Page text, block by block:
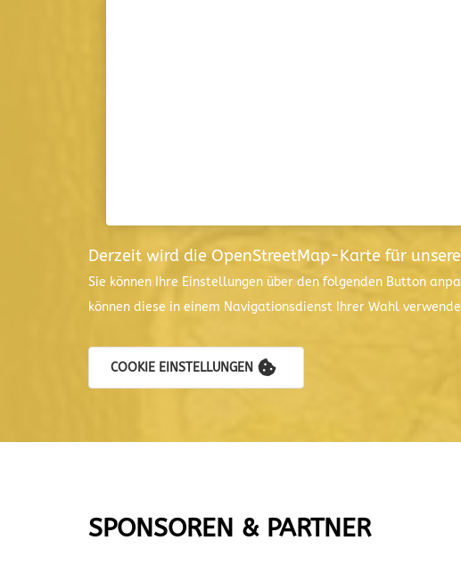
Derzeit wird die OpenStreetMap-Karte für
Sie können Ihre Einstellungen über den folgenden Button
können diese in einem Navigationsdienst Ihrer Wahl
COOKIE EINSTELLUNGEN
SPONSOREN & PARTNER